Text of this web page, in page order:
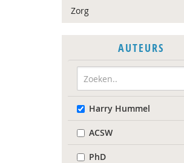
Zorg
AUTEURS
Harry Hummel
ACSW
PhD